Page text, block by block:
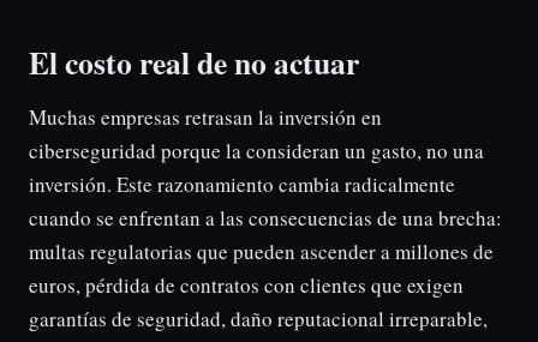
El costo real de no actuar
Muchas empresas retrasan la inversión en
ciberseguridad porque la consideran un gasto, no una
inversión. Este razonamiento cambia radicalmente
cuando se enfrentan a las consecuencias de una brecha:
multas regulatorias que pueden ascender a millones de
euros, pérdida de contratos con clientes que exigen
garantías de seguridad, daño reputacional irreparable,